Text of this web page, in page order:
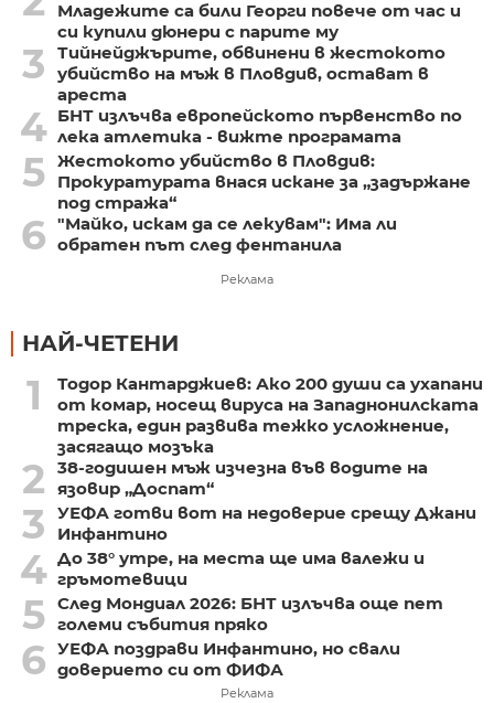
Младежите са били Георги повече от час и
си купили дюнери с парите му
3
Тийнейджърите, обвинени в жестокото
убийство на мъж в Пловдив, остават в
ареста
4 БНТ излъчва европейското първенство по
лека атлетика - вижте програмата
5 Жестокото убийство в Пловдив:
Прокуратурата внася искане за „задържане
под стража“
6 "Майко, искам да се лекувам": Има ли
обратен път след фентанила
Реклама
НАЙ-ЧЕТЕНИ
1
Тодор Кантарджиев: Ако 200 души са ухапани
от комар, носещ вируса на Западнонилската
треска, един развива тежко усложнение,
засягащо мозъка
2
38-годишен мъж изчезна във водите на
язовир „Доспат“
3
УЕФА готви вот на недоверие срещу Джани
Инфантино
4 До 38° утре, на места ще има валежи и
гръмотевици
5 След Мондиал 2026: БНТ излъчва още пет
големи събития пряко
6 УЕФА поздрави Инфантино, но свали
доверието си от ФИФА
Реклама